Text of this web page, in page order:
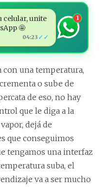
celular, unite
🤩
04:23 ✓✓
1
con una temperatura,
o sube de
de eso, no hay
que le diga a la
dejá de
que conseguimos
tengamos una interfaz
suba, el
va a ser mucho